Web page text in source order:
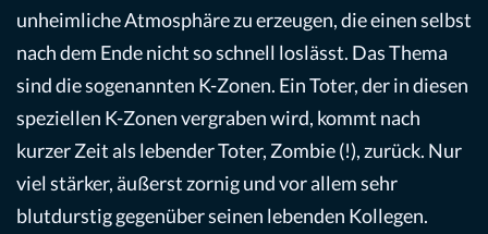
unheimliche Atmosphäre zu erzeugen, die einen selbst
nach dem Ende nicht so schnell loslässt. Das Thema
sind die sogenannten K-Zonen. Ein Toter, der in diesen
speziellen K-Zonen vergraben wird, kommt nach
kurzer Zeit als lebender Toter, Zombie (!), zurück. Nur
viel stärker, äußerst zornig und vor allem sehr
blutdurstig gegenüber seinen lebenden Kollegen.